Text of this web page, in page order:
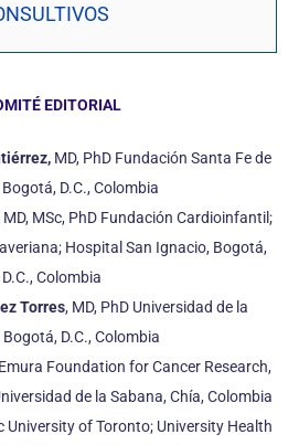
EDITORIAL
MD, PhD Fundación Santa Fe de
D.C., Colombia
MD, MSc, PhD Fundación Cardioinfantil;
Hospital San Ignacio, Bogotá,
D.C., Colombia
Torres, MD, PhD Universidad de la
D.C., Colombia
Foundation for Cancer Research,
de la Sabana, Chía, Colombia
University of Toronto; University Health